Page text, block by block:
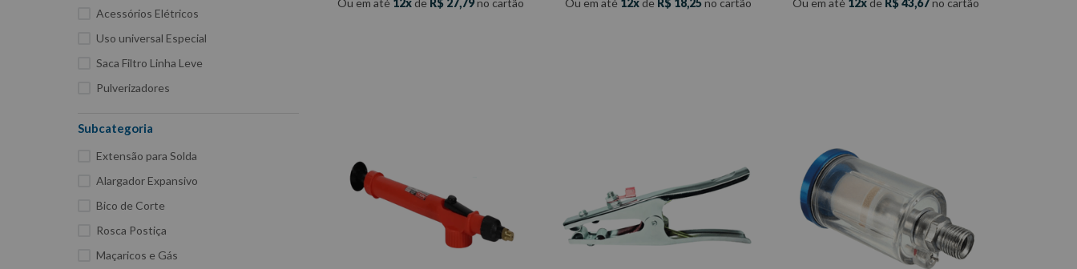
Acessórios Elétricos
Uso universal Especial
Saca Filtro Linha Leve
Pulverizadores
Limpeza Automotiva
Jogo De Soquetes De Impacto
Jogo de Chave Allen
Instrumentos Para Medidas
Iluminação
Equipamentos Hidráulicos
Subcategoria
Extensão para Solda
Alargador Expansivo
Bico de Corte
Rosca Postiça
Maçaricos e Gás
Ou em até 12 de R$ 27,79no cartão
Ou em até 12 de R$ 18,25no cartão
Ou em até 12 de R$43,67no cartão